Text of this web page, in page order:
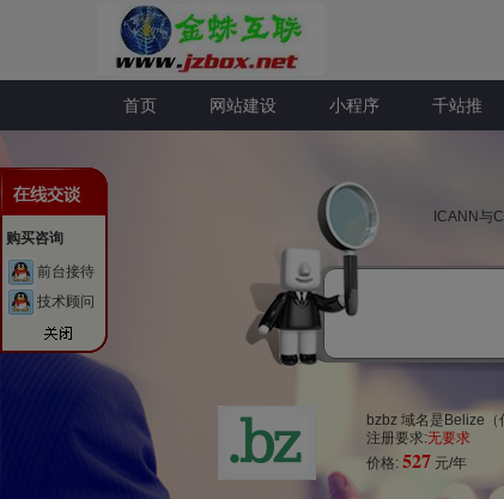
首页 网站建设 小程序 千站推
ICANN与
bzbz 域名是Belize
注册要求:无要求
价格: 527 元/年
购买咨询
前台接待
技术顾问